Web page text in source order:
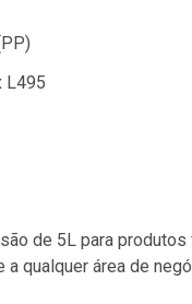
L495
de 5L para produtos
qualquer área de